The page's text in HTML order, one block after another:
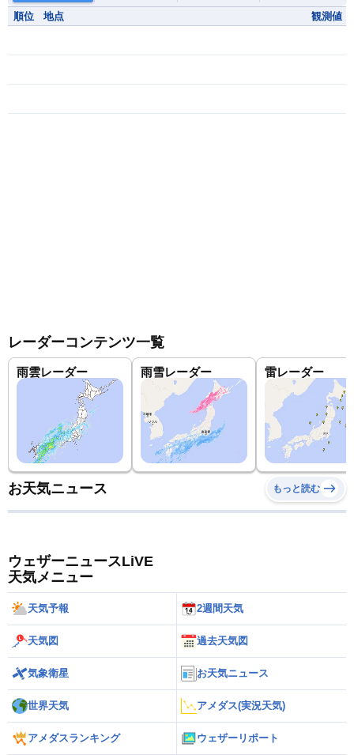
順位 地点 観測値
レーダーコンテンツ一覧
雨雲レーダー 雨雪レーダー 雷レーダー
お天気ニュース もっと読む
ウェザーニュースLiVE
天気メニュー
天気予報 2週間天気
天気図 過去天気図
気象衛星 お天気ニュース
世界天気 アメダス(実況天気)
アメダスランキング ウェザーリポート